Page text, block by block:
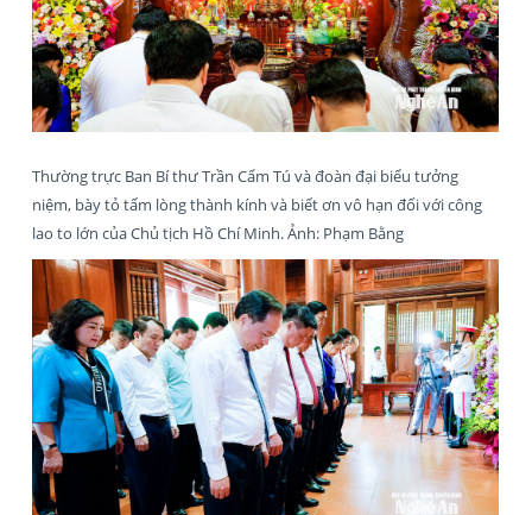
Thường trực Ban Bí thư Trần Cẩm Tú và đoàn đại biểu tưởng
niệm, bày tỏ tấm lòng thành kính và biết ơn vô hạn đối với công
lao to lớn của Chủ tịch Hồ Chí Minh. Ảnh: Phạm Bằng